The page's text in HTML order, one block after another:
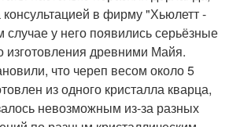
консультацией в фирму "Хьюлетт -
у него появились серьёзные
изготовления древними Майя.
что череп весом около 5
из одного кристалла кварца,
невозможным из-за разных